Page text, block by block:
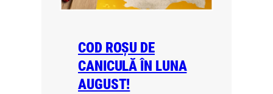
COD ROȘU DE
CANICULĂ ÎN LUNA
AUGUST!